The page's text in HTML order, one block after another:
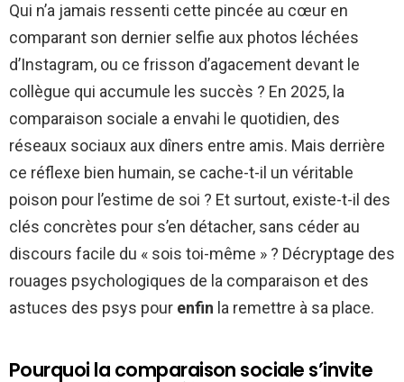
Qui n’a jamais ressenti cette pincée au cœur en
comparant son dernier selfie aux photos léchées
d’Instagram, ou ce frisson d’agacement devant le
collègue qui accumule les succès ? En 2025, la
comparaison sociale a envahi le quotidien, des
réseaux sociaux aux dîners entre amis. Mais derrière
ce réflexe bien humain, se cache-t-il un véritable
poison pour l’estime de soi ? Et surtout, existe-t-il des
clés concrètes pour s’en détacher, sans céder au
discours facile du « sois toi-même » ? Décryptage des
rouages psychologiques de la comparaison et des
astuces des psys pour enfin la remettre à sa place.
Pourquoi la comparaison sociale s’invite